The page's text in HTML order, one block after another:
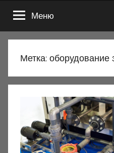
Меню
Метка: оборудование